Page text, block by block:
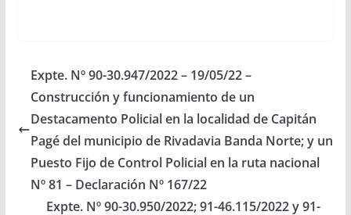
ocupa el inmueble
Matricula N° 408, del
departamento de
Rosario de Lerma, con
el cargo a ser
destinado
exclusivamente al
funcionamiento de…
Expte. Nº 90-30.947/2022 – 19/05/22 –
Construcción y funcionamiento de un
Destacamento Policial en la localidad de Capitán
Pagé del municipio de Rivadavia Banda Norte; y un
Puesto Fijo de Control Policial en la ruta nacional
Nº 81 – Declaración Nº 167/22
Expte. Nº 90-30.950/2022; 91-46.115/2022 y 91-